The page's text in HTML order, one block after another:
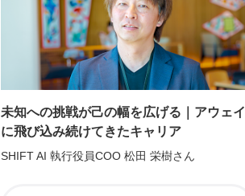
未知への挑戦が己の幅を広げる｜アウェイ
に飛び込み続けてきたキャリア
SHIFT AI 執行役員COO 松田 栄樹さん